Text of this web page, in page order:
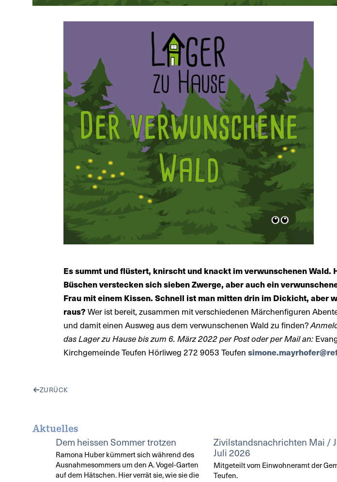
Es summt und flüstert, knirscht und knackt im verwunschenen Wald.
Büschen verstecken sich sieben Zwerge, aber auch ein
Frau mit einem Kissen. Schnell ist man mitten drin im Dickicht, aber
raus? Wer ist bereit, zusammen mit verschiedenen Märchenfiguren
und damit einen Ausweg aus dem verwunschenen Wald zu finden?
das Lager zu Hause bis zum 6. März 2022 per Post oder per Mail an:
Kirchgemeinde Teufen Hörliweg 272 9053 Teufen
ZURÜCK
Aktuelles
Dem heissen Sommer trotzen
Ramona Huber kümmert sich während des
Ausnahmesommers um den A. Vogel-Garten
auf dem Hätschen. Hier verrät sie, wie sie die
Zivilstandsnachrichten Mai /
Juli 2026
Mitgeteilt vom Einwohneramt der
Teufen.